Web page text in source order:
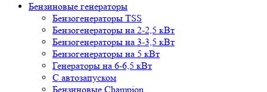
Бензиновые генераторы
Бензогенераторы TSS
Бензогенераторы на 2-2,5 кВт
Бензогенераторы на 3-3,5 кВт
Бензогенераторы на 5 кВт
Генераторы на 6-6,5 кВт
С автозапуском
Бензиновые Champion